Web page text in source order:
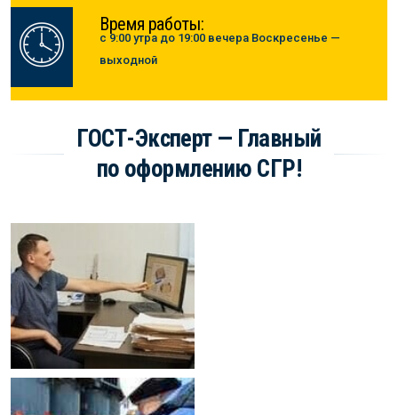
Время работы:
с 9:00 утра до 19:00 вечера Воскресенье —
выходной
ГОСТ-Эксперт — Главный
по оформлению СГР!